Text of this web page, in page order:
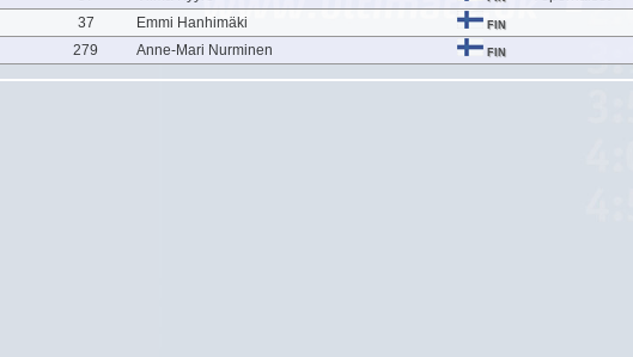
37 Emmi Hanhimäki FIN
279 Anne-Mari Nurminen FIN